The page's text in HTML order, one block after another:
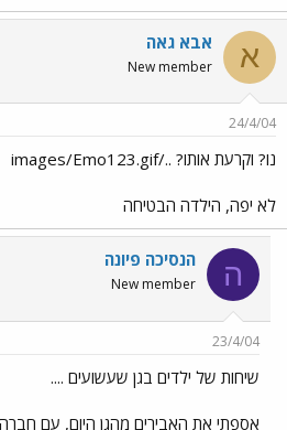
א אבא גאה
New member
24/4/04
נו? וקרעת אותו? ../images/Emo123.gif
לא יפה, הילדה הבטיחה
ה הנסיכה פיונה
New member
23/4/04
שיחות של ילדים בגן שעשועים ....